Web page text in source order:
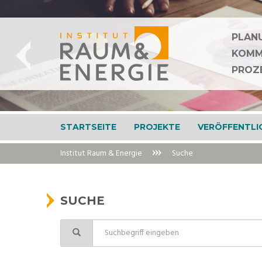
Navigation
Inhalt
STARTSEITE PROJEKTE
Institut Raum & Energie Suche
SUCHE